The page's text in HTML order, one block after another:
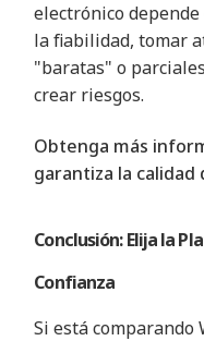
electrónico
la fiabilidad, tomar
"baratas" o
crear riesgos.
Obtenga más
garantiza la calidad
Conclusión: Elija la
Confianza
Si está comparando